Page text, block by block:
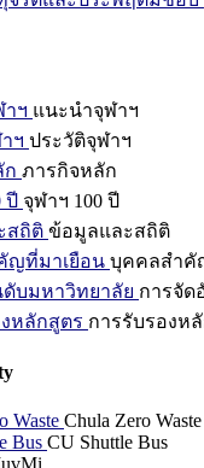
าฯ แนะนำจุฬาฯ
ฯ ประวัติจุฬาฯ
ก ภารกิจหลัก
ปี จุฬาฯ 100 ปี
สถิติ ข้อมูลและสถิติ
ญที่มาเยือน บุคคลสำคั
บมหาวิทยาลัย การจัด
หลักสูตร การรับรองห
Waste Chula Zero Waste
Bus CU Shuttle Bus